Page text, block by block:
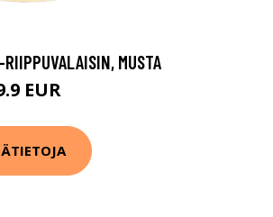
MUSTA
EUR